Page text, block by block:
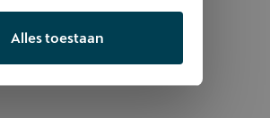
Alles toestaan